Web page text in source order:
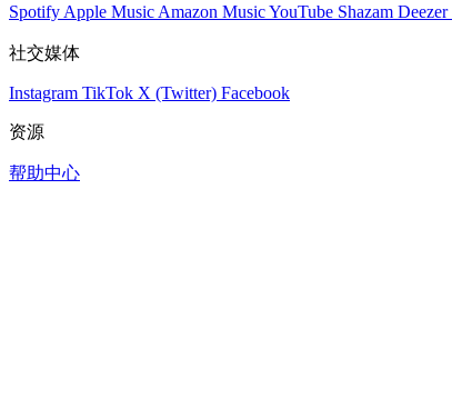
Spotify Apple Music Amazon MusicYouTube Shazam Deezer
社交媒体
Instagram TikTok X (Twitter) Facebook
资源
帮助中心